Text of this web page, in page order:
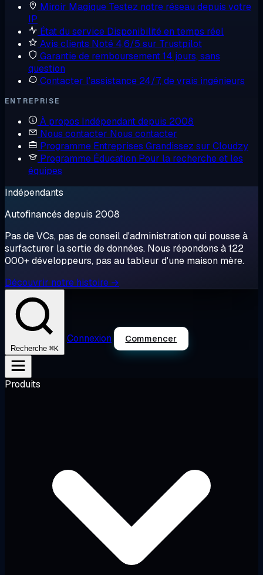
Miroir Magique Testez notre réseau depuis votre
IP
État du service Disponibilité en temps réel
Avis clients Noté 4,6/5 sur Trustpilot
Garantie de remboursement14 jours, sans
question
Contacter l'assistance 24/7, de vrais ingénieurs
ENTREPRISE
À propos Indépendant depuis 2008
Nous contacter Nous contacter
Programme Entreprises Grandissez sur Cloudzy
Programme Éducation Pour la recherche et les
équipes
Indépendants
Autofinancés depuis 2008
Pas de VCs, pas de conseil d'administration qui pousse à
surfacturer la sortie de données. Nous répondons à 122
000+ développeurs, pas au tableur d'une maison mère.
Découvrir notre histoire →
Recherche ⌘K
Connexion Commencer
Produits